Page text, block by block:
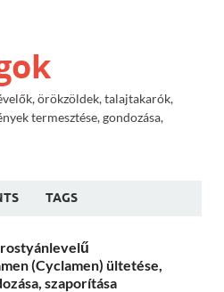
örökzöldek, talajtakarók,
termesztése, gondozása,
TAGS
(Cyclamen) ültetése,
szaporítása